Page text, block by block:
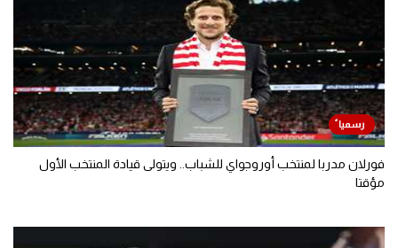
فورلان مدربا لمنتخب أوروجواي للشباب.. ويتولى قيادة المنتخب الأول
مؤقتا